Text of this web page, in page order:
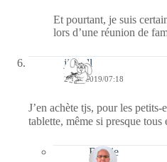
Et pourtant, je suis
lors d’une réunion de
jill bill
20/11/2019/07:18
J’en achète tjs, pour les petits-
tablette, même si presque
Bernie